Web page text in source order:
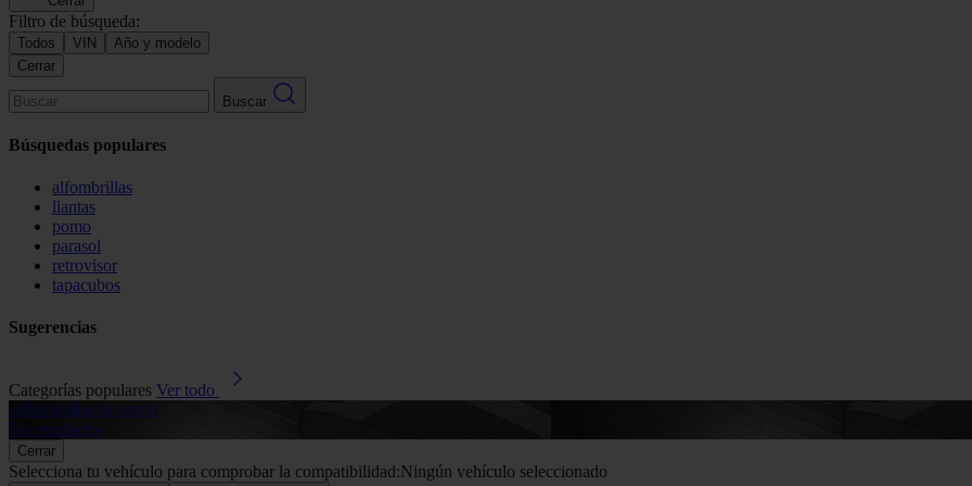
Filtro de búsqueda:
Todos VIN
Año y modelo
Cerrar
Buscar
Búsquedas populares
alfombrillas
llantas
pomo
parasol
retrovisor
tapacubos
Sugerencias
Categorías populares Ver todo
Alfombrillas de goma
Ver productos
Cerrar
Selecciona tu vehículo para comprobar la compatibilidad:Ningún vehículo seleccionado